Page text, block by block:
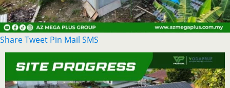
ShareTweet Pin Mail SMS